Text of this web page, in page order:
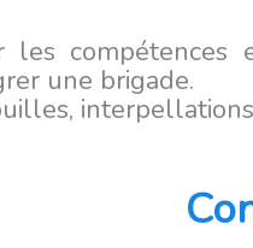
les compétences
une brigade.